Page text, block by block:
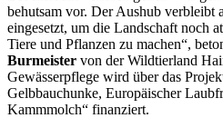
behutsam vor. Der Aushub verbleibt
eingesetzt, um die Landschaft noch
Tiere und Pflanzen zu machen“,
Burmeister von der Wildtierland
Gewässerpflege wird über das
Gelbbauchunke, Europäischer
Kammmolch“ finanziert.